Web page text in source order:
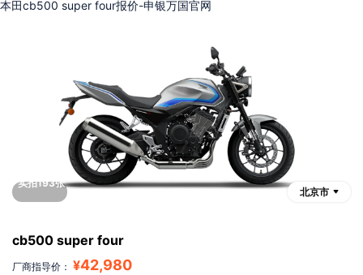
本田cb500 super four报价-申银万国官网
实拍193张
北京市
cb500 super four
厂商指导价： ¥42,980